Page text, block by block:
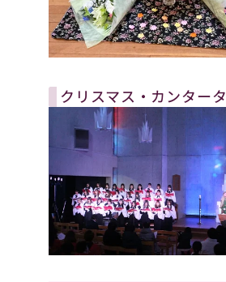
クリスマス・カンタータ